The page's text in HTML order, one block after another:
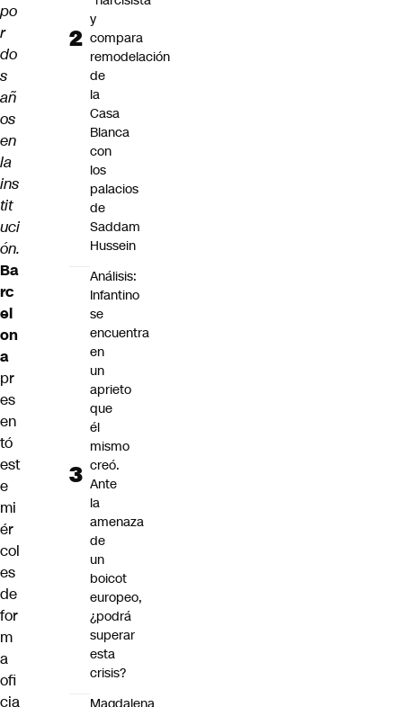
po
r
do
s
añ
os
en
la
ins
tit
uci
ón.
Ba
rc
el
on
a
pr
es
en
tó
est
e
mi
ér
col
es
de
for
m
a
ofi
cia
y
compara
remodelación
de
la
Casa
Blanca
con
los
palacios
de
Saddam
Hussein
Análisis:
Infantino
se
encuentra
en
un
aprieto
que
él
mismo
creó.
Ante
la
amenaza
de
un
boicot
europeo,
¿podrá
superar
esta
crisis?
Magdalena